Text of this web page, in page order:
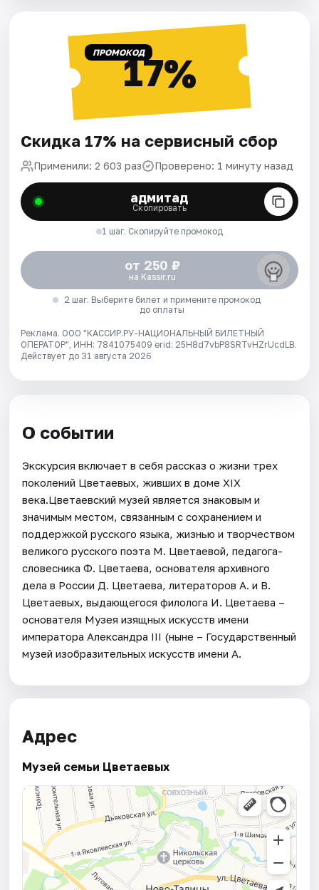
ПРОМОКОД17%
Скидка 17% на сервисный сбор
Применили: 2 603 раз Проверено: 1 минуту назад
адмитад
Скопировать
1 шаг. Скопируйте промокод
от 250 ₽
на Kassir.ru
2 шаг. Выберите билет и примените промокод
до оплаты
Реклама. ООО "КАССИР.РУ-НАЦИОНАЛЬНЫЙ БИЛЕТНЫЙ
ОПЕРАТОР", ИНН: 7841075409 erid: 25H8d7vbP8SRTvHZrUcdLB.
Действует до 31 августа 2026
О событии
Экскурсия включает в себя рассказ о жизни трех
поколений Цветаевых, живших в доме XIX
века.Цветаевский музей является знаковым и
значимым местом, связанным с сохранением и
поддержкой русского языка, жизнью и творчеством
великого русского поэта М. Цветаевой, педагога-
словесника Ф. Цветаева, основателя архивного
дела в России Д. Цветаева, литераторов А. и В.
Цветаевых, выдающегося филолога И. Цветаева –
основателя Музея изящных искусств имени
императора Александра III (ныне – Государственный
музей изобразительных искусств имени А.
Адрес
Музей семьи Цветаевых